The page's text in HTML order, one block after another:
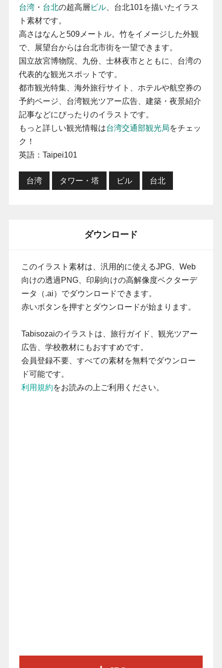
台湾・ 台北の超高層 ビル、台北101を描いたイラス
ト素材です。
高さはなんと509メートル。竹をイメージした外観
で、展望台からは台北市街を一望できます。
国立故宮博物院、九份、士林夜市とともに、台湾の
代表的な観光スポットです。
都市観光特集、海外旅行サイト、ホテルや航空券の
予約ページ、台湾観光ツアー広告、建築・夜景紹介
記事などにぴったりのイラストです。
もっと詳しい観光情報は台湾交通部観光局をチェッ
ク！
英語：Taipei101
台湾 タワー・塔 ビル 台北
ダウンロード
このイラスト素材は、汎用的に使えるJPG、Web
向けの透過PNG、印刷向けの高解像度ベクターデ
ータ（.ai）でダウンロードできます。
赤いボタンを押すとダウンロードが始まります。
Tabisozaiのイラストは、旅行ガイド、観光ツアー
広告、学校教材にもおすすめです。
会員登録不要、すべての素材を無料でダウンロー
ド可能です。
利用規約をお読みの上ご利用ください。